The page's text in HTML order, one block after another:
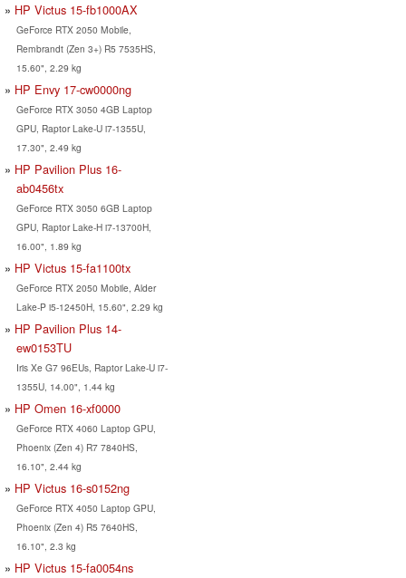
HP Victus 15-fb1000AX
GeForce RTX 2050 Mobile,
Rembrandt (Zen 3+) R5 7535HS,
15.60", 2.29 kg
HP Envy 17-cw0000ng
GeForce RTX 3050 4GB Laptop
GPU, Raptor Lake-U i7-1355U,
17.30", 2.49 kg
HP Pavilion Plus 16-
ab0456tx
GeForce RTX 3050 6GB Laptop
GPU, Raptor Lake-H i7-13700H,
16.00", 1.89 kg
HP Victus 15-fa1100tx
GeForce RTX 2050 Mobile, Alder
Lake-P i5-12450H, 15.60", 2.29 kg
HP Pavilion Plus 14-
ew0153TU
Iris Xe G7 96EUs, Raptor Lake-U i7-
1355U, 14.00", 1.44 kg
HP Omen 16-xf0000
GeForce RTX 4060 Laptop GPU,
Phoenix (Zen 4) R7 7840HS,
16.10", 2.44 kg
HP Victus 16-s0152ng
GeForce RTX 4050 Laptop GPU,
Phoenix (Zen 4) R5 7640HS,
16.10", 2.3 kg
HP Victus 15-fa0054ns